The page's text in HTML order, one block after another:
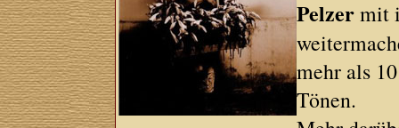
Pelzermit
mehr als
Tönen.